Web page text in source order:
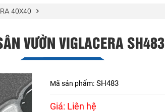
40X40
VƯỜN VIGLACERA SH483
Mã sản phẩm: SH483
Giá: Liên hệ